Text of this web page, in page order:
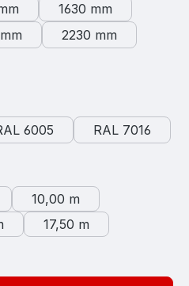
1630 mm
2230 mm
6005 RAL 7016
10,00 m
17,50 m